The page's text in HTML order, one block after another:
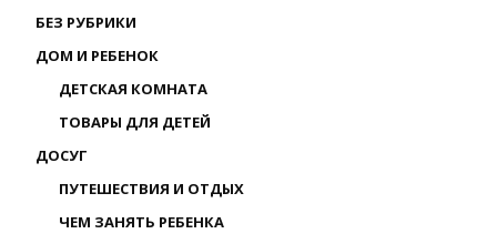
БЕЗ РУБРИКИ
ДОМ И РЕБЕНОК
ДЕТСКАЯ КОМНАТА
ТОВАРЫ ДЛЯ ДЕТЕЙ
ДОСУГ
ПУТЕШЕСТВИЯ И ОТДЫХ
ЧЕМ ЗАНЯТЬ РЕБЕНКА